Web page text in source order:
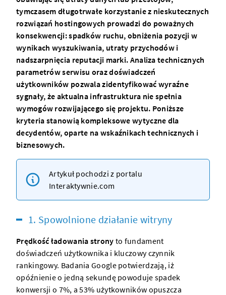
tymczasem długotrwałe korzystanie z nieskutecznych
rozwiązań hostingowych prowadzi do poważnych
konsekwencji: spadków ruchu, obniżenia pozycji w
wynikach wyszukiwania, utraty przychodów i
nadszarpnięcia reputacji marki. Analiza technicznych
parametrów serwisu oraz doświadczeń
użytkowników pozwala zidentyfikować wyraźne
sygnały, że aktualna infrastruktura nie spełnia
wymogów rozwijającego się projektu. Poniższe
kryteria stanowią kompleksowe wytyczne dla
decydentów, oparte na wskaźnikach technicznych i
biznesowych.
Artykuł pochodzi z portalu
Interaktywnie.com
1. Spowolnione działanie witryny
Prędkość ładowania strony to fundament
doświadczeń użytkownika i kluczowy czynnik
rankingowy. Badania Google potwierdzają, iż
opóźnienie o jedną sekundę powoduje spadek
konwersji o 7%, a 53% użytkowników opuszcza